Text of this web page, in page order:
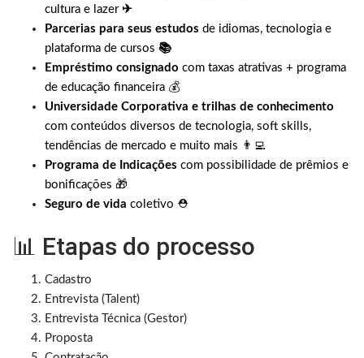
cultura e lazer✈
Parcerias para seus estudos de idiomas, tecnologia e
plataforma de cursos 📚
Empréstimo consignado com taxas atrativas + programa
de educação financeira 💰
Universidade Corporativa e trilhas de conhecimento
com conteúdos diversos de tecnologia, soft skills,
tendências de mercado e muito mais 👨‍💻
Programa de Indicações com possibilidade de prêmios e
bonificações 🎁
Seguro de vida coletivo ⛑
📊 Etapas do processo
Cadastro
Entrevista (Talent)
Entrevista Técnica (Gestor)
Proposta